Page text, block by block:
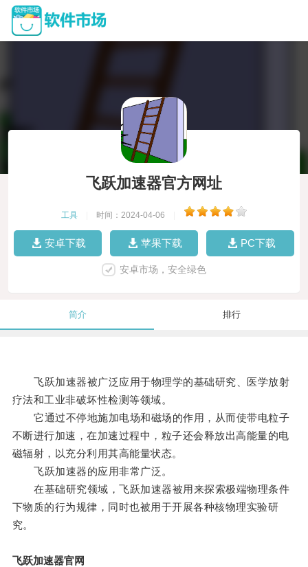
飞跃加速器官方网址
工具 时间：2024-04-06
安卓下载 苹果下载 PC下载
安卓市场，安全绿色
简介 排行
飞跃加速器被广泛应用于物理学的基础研究、医学放射
疗法和工业非破坏性检测等领域。
它通过不停地施加电场和磁场的作用，从而使带电粒子
不断进行加速，在加速过程中，粒子还会释放出高能量的电
磁辐射，以充分利用其高能量状态。
飞跃加速器的应用非常广泛。
在基础研究领域，飞跃加速器被用来探索极端物理条件
下物质的行为规律，同时也被用于开展各种核物理实验研
究。
飞跃加速器官网